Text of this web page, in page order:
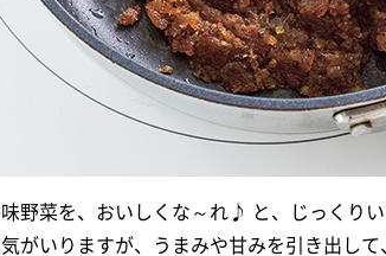
野菜を、おいしくな～れ♪ と、じっくり
がいりますが、うまみや甘みを引き出し